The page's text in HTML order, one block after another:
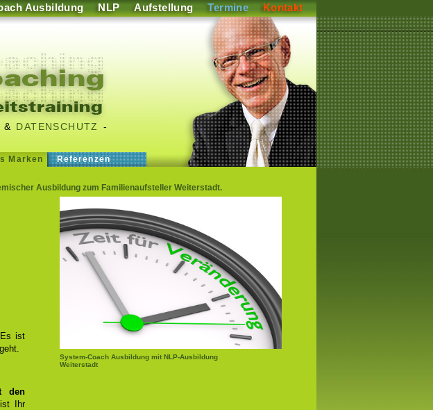
Ausbildung NLP Aufstellung Termine Kontakt
& DATENSCHUTZ
-
Marken Referenzen
Ausbildung zum Familienaufsteller Weiterstadt.
System-Coach Ausbildung mit NLP-Ausbildung
Weiterstadt
ist
den
Ihr